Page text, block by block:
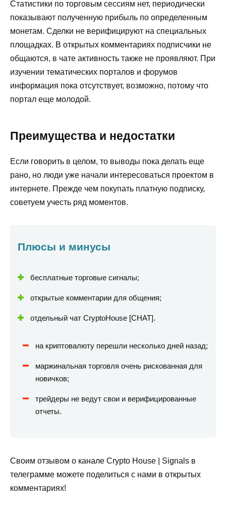
Статистики по торговым сессиям нет, периодически
показывают полученную прибыль по определенным
монетам. Сделки не верифицируют на специальных
площадках. В открытых комментариях подписчики не
общаются, в чате активность также не проявляют. При
изучении тематических порталов и форумов
информация пока отсутствует, возможно, потому что
портал еще молодой.
Преимущества и недостатки
Если говорить в целом, то выводы пока делать еще
рано, но люди уже начали интересоваться проектом в
интернете. Прежде чем покупать платную подписку,
советуем учесть ряд моментов.
Плюсы и минусы
бесплатные торговые сигналы;
открытые комментарии для общения;
отдельный чат CryptoHouse [CHAT].
на криптовалюту перешли несколько дней назад;
маржинальная торговля очень рискованная для
новичков;
трейдеры не ведут свои и верифицированные
отчеты.
Своим отзывом о канале Crypto House | Signals в
телеграмме можете поделиться с нами в открытых
комментариях!